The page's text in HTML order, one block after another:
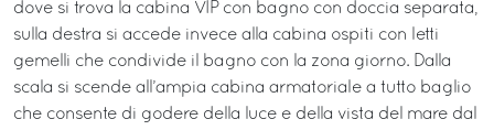
dove si trova la cabina VIP con bagno con doccia separata,
sulla destra si accede invece alla cabina ospiti con letti
gemelli che condivide il bagno con la zona giorno. Dalla
scala si scende all’ampia cabina armatoriale a tutto baglio
che consente di godere della luce e della vista del mare dal